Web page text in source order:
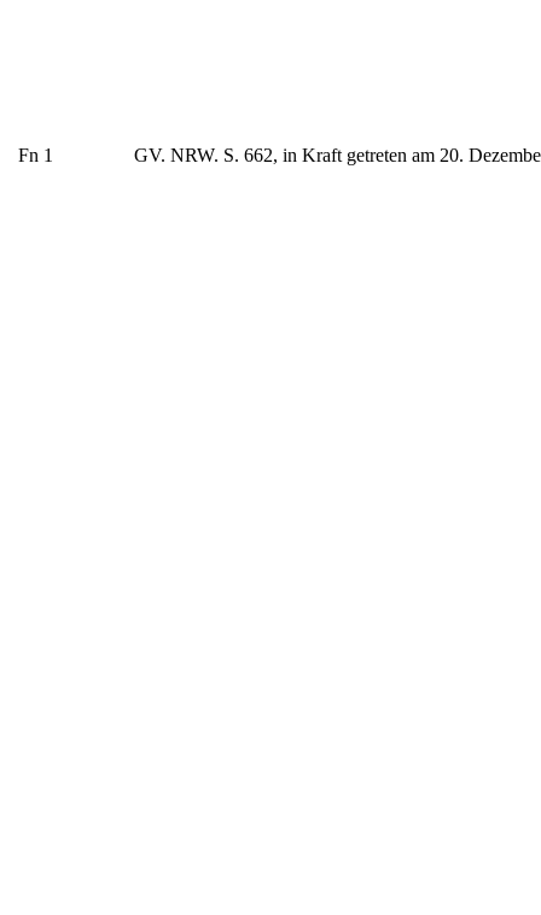
Fn 1 GV. NRW. S. 662, in Kraft getreten am 20.